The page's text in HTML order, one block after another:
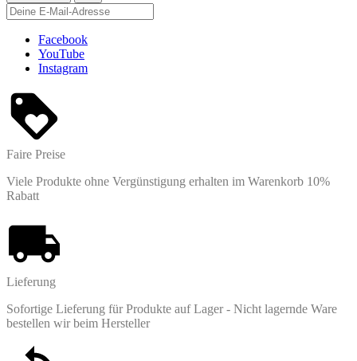
Facebook
YouTube
Instagram
Faire Preise
Viele Produkte ohne Vergünstigung erhalten im Warenkorb 10%
Rabatt
Lieferung
Sofortige Lieferung für Produkte auf Lager - Nicht lagernde Ware
bestellen wir beim Hersteller